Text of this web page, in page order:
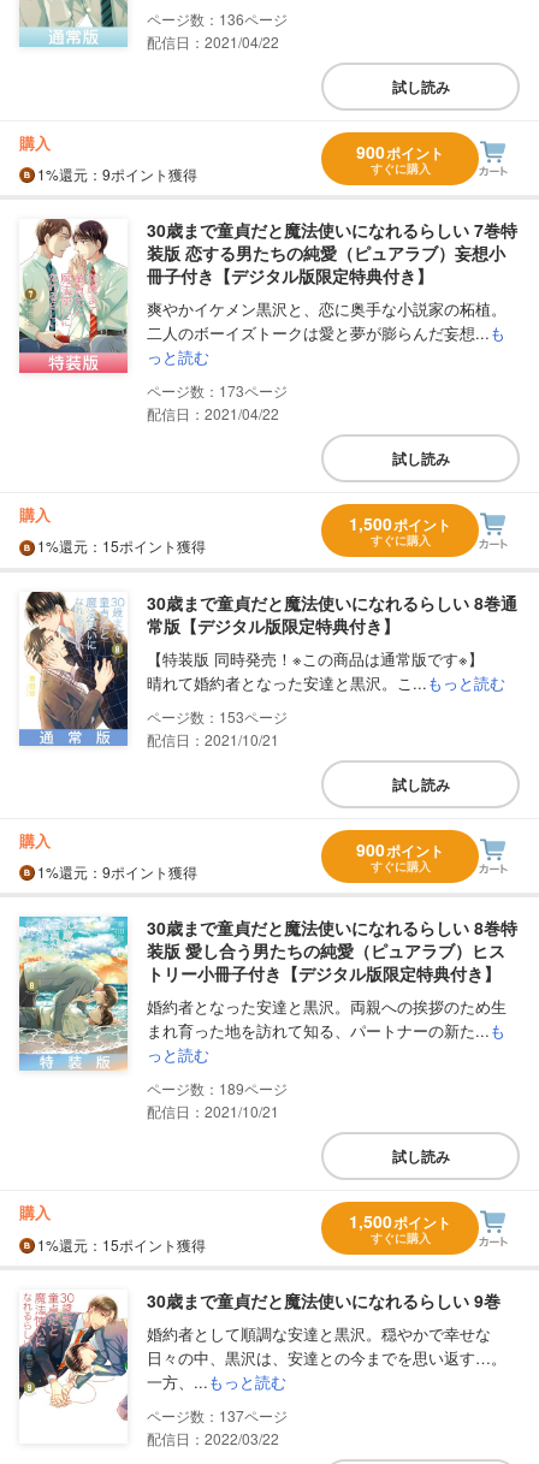
136
配信日：2021/04/22
試し読み
購入
1%還元 ：9ポイント獲得
900ポイント
すぐに購入
30歳まで童貞だと魔法使いになれるらしい 7巻特
装版 恋する男たちの純愛（ピュアラブ）妄想小
冊子付き【デジタル版限定特典付き】
爽やかイケメン黒沢と、恋に奥手な小説家の柘植。
二人のボーイズトークは愛と夢が膨らんだ妄想...も
っと読む
173
配信日：2021/04/22
試し読み
購入
1%還元 ：15ポイント獲得
1,500ポイント
すぐに購入
30歳まで童貞だと魔法使いになれるらしい 8巻通
常版【デジタル版限定特典付き】
【特装版 同時発売！※この商品は通常版です※】
晴れて婚約者となった安達と黒沢。こ...もっと読む
153
配信日：2021/10/21
試し読み
購入
1%還元 ：9ポイント獲得
900ポイント
すぐに購入
30歳まで童貞だと魔法使いになれるらしい 8巻特
装版 愛し合う男たちの純愛（ピュアラブ）ヒス
トリー小冊子付き【デジタル版限定特典付き】
婚約者となった安達と黒沢。両親への挨拶のため生
まれ育った地を訪れて知る、パートナーの新た...も
っと読む
189
配信日：2021/10/21
試し読み
購入
1%還元 ：15ポイント獲得
1,500ポイント
すぐに購入
30歳まで童貞だと魔法使いになれるらしい 9巻
婚約者として順調な安達と黒沢。穏やかで幸せな
日々の中、黒沢は、安達との今までを思い返す…。
一方、...もっと読む
137
配信日：2022/03/22